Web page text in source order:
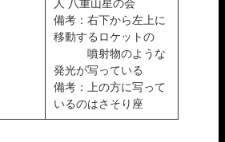
人 八重山星の会
備考：右下から左上に
移動するロケットの
噴射物のような
発光が写っている
備考：上の方に写って
いるのはさそり座